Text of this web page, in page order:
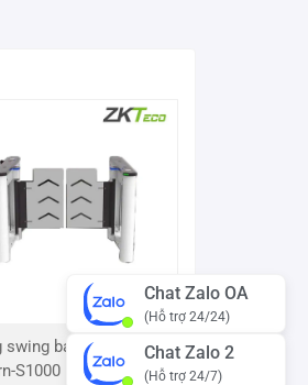
swing barrier ZKTeco
S1000 Pro
Chat Zalo OA
(Hỗ trợ 24/24)
Chat Zalo 2
(Hỗ trợ 24/7)